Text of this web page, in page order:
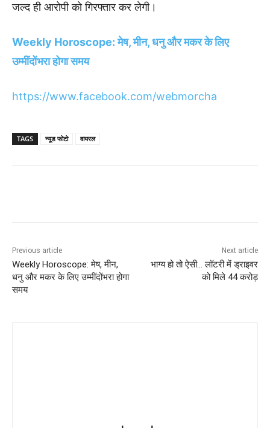
जल्द ही आरोपी को गिरफ्तार कर लेगी।
Weekly Horoscope: मेष, मीन, धनु और मकर के लिए
उम्मींदोंभरा होगा समय
https://www.facebook.com/webmorcha
TAGS न्यूड फोटो वायरल
Previous article
Weekly Horoscope: मेष, मीन,
धनु और मकर के लिए उम्मींदोंभरा होगा
समय
Next article
भाग्य हो तो ऐसी… लॉटरी में ड्राइवर
को मिले 44 करोड़